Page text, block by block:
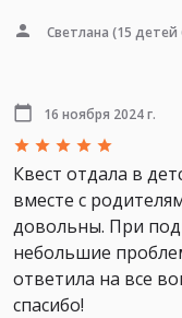
Светлана (15 детей
16 ноября 2024 г.
Квест отдала в
вместе с
довольны. При
небольшие
ответила на все
спасибо!